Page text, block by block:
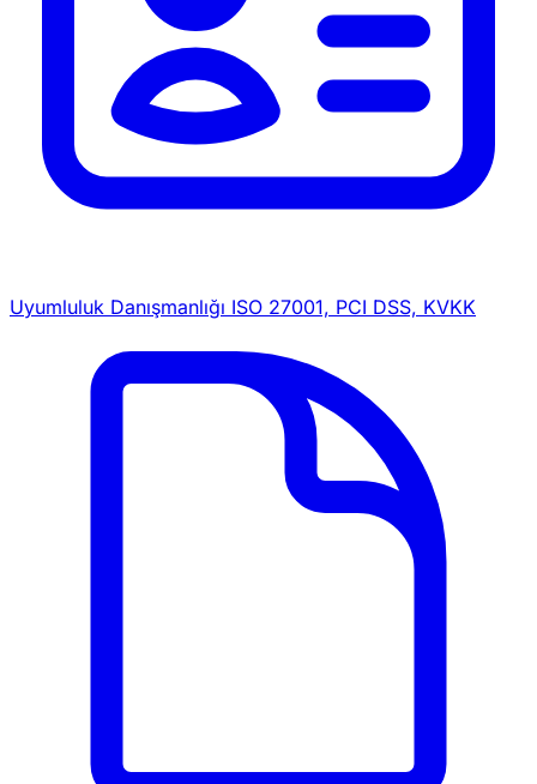
Uyumluluk Danışmanlığı ISO 27001, PCI DSS, KVKK